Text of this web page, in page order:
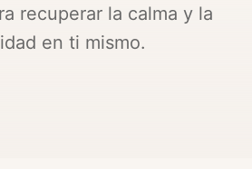
recuperar la calma y la
en ti mismo.